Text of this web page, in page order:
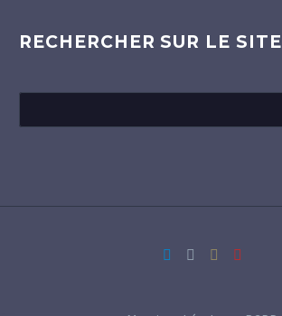
RECHERCHER SUR LE SITE